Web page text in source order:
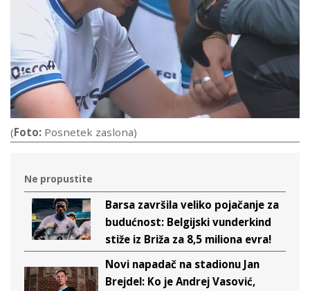
(Foto: Posnetek zaslona)
Ne propustite
Barsa završila veliko pojačanje za
budućnost: Belgijski vunderkind
stiže iz Briža za 8,5 miliona evra!
Novi napadač na stadionu Jan
Brejdel: Ko je Andrej Vasović,